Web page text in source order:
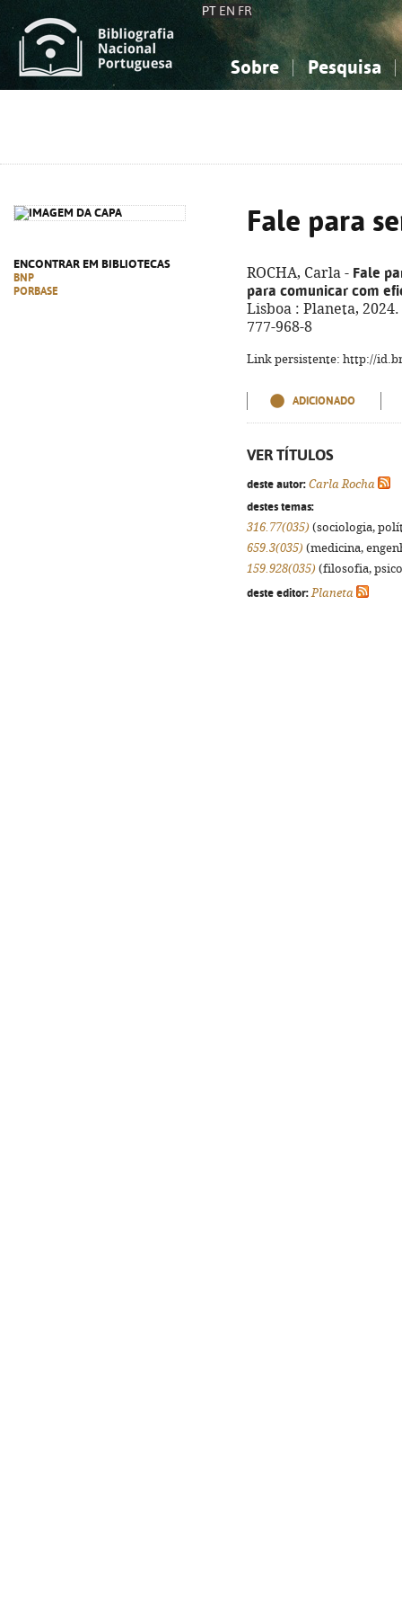
PT EN FR
Sobre Pesquisa
ENCONTRAR EM BIBLIOTECAS
BNP
PORBASE
Fale para
ROCHA, Carla - Fale
para comunicar com
Lisboa : Planeta,
777-968-8
Link persistente: http://
ADICIONADO
VER TÍTULOS
deste autor: Carla Rocha
destes temas:
316.77(035) (sociologia,
659.3(035) (medicina,
159.928(035) (filosofia,
deste editor: Planeta